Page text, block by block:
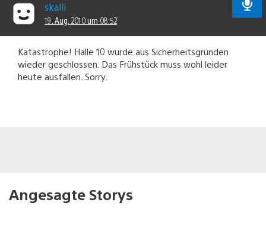
skalli
19. Aug. 2010 um 08:52
Katastrophe! Halle 10 wurde aus Sicherheitsgründen
wieder geschlossen. Das Frühstück muss wohl leider
heute ausfallen. Sorry.
Angesagte Storys